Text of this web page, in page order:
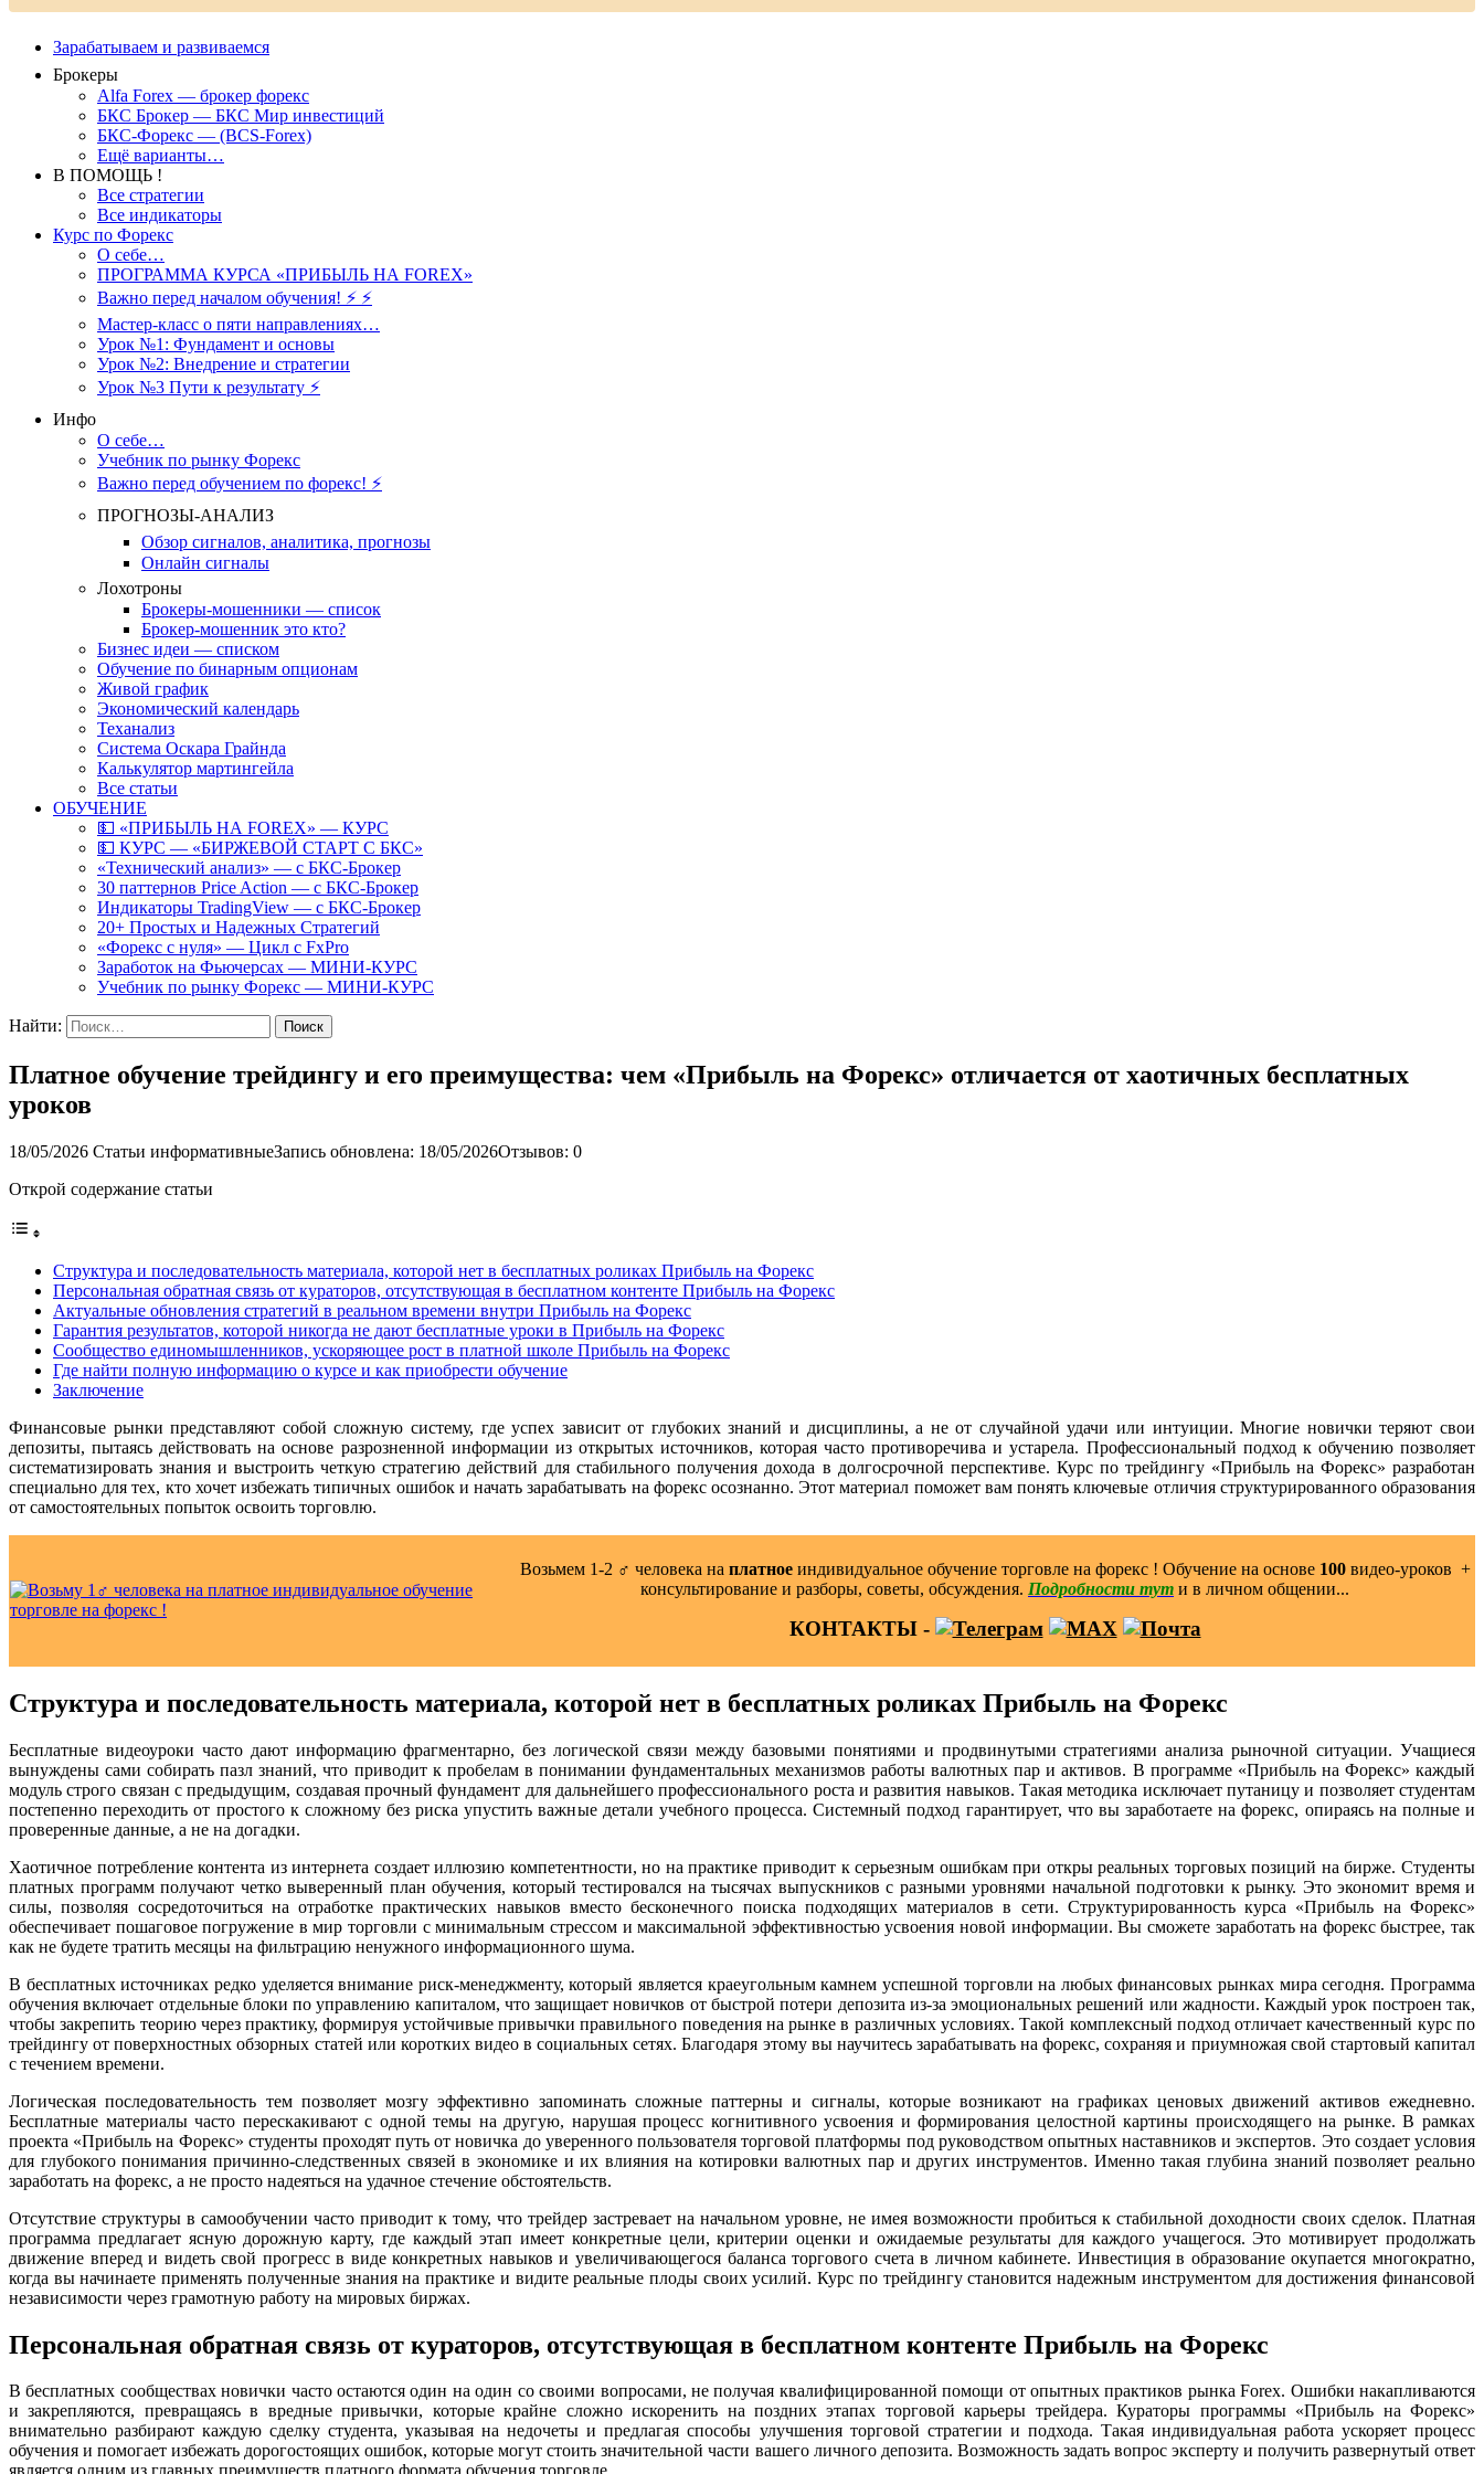
Зарабатываем и развиваемся
Брокеры
Alfa Forex — брокер форекс
БКС Брокер — БКС Мир инвестиций
БКС-Форекс — (BCS-Forex)
Ещё варианты…
В ПОМОЩЬ !
Все стратегии
Все индикаторы
Курс по Форекс
О себе…
ПРОГРАММА КУРСА «ПРИБЫЛЬ НА FOREX»
Важно перед началом обучения! ⚡ ⚡
Мастер-класс о пяти направлениях…
Урок №1: Фундамент и основы
Урок №2: Внедрение и стратегии
Урок №3 Пути к результату ⚡️
Инфо
О себе…
Учебник по рынку Форекс
Важно перед обучением по форекс! ⚡
ПРОГНОЗЫ-АНАЛИЗ
Обзор сигналов, аналитика, прогнозы
Онлайн сигналы
Лохотроны
Брокеры-мошенники — список
Брокер-мошенник это кто?
Бизнес идеи — списком
Обучение по бинарным опционам
Живой график
Экономический календарь
Теханализ
Система Оскара Грайнда
Калькулятор мартингейла
Все статьи
ОБУЧЕНИЕ
💵 «ПРИБЫЛЬ НА FOREX» — КУРС
💵 КУРС — «БИРЖЕВОЙ СТАРТ С БКС»
«Технический анализ» — с БКС-Брокер
30 паттернов Price Action — с БКС-Брокер
Индикаторы TradingView — с БКС-Брокер
20+ Простых и Надежных Стратегий
«Форекс с нуля» — Цикл с FxPro
Заработок на Фьючерсах — МИНИ-КУРС
Учебник по рынку Форекс — МИНИ-КУРС
Найти:
Платное обучение трейдингу и его преимущества: чем «Прибыль на Форекс» отличается от хаотичных бесплатных
уроков
18/05/2026 Статьи информативныеЗапись обновлена: 18/05/2026Отзывов: 0
Открой содержание статьи
Структура и последовательность материала, которой нет в бесплатных роликах Прибыль на Форекс
Персональная обратная связь от кураторов, отсутствующая в бесплатном контенте Прибыль на Форекс
Актуальные обновления стратегий в реальном времени внутри Прибыль на Форекс
Гарантия результатов, которой никогда не дают бесплатные уроки в Прибыль на Форекс
Сообщество единомышленников, ускоряющее рост в платной школе Прибыль на Форекс
Где найти полную информацию о курсе и как приобрести обучение
Заключение
Финансовые рынки представляют собой сложную систему, где успех зависит от глубоких знаний и дисциплины, а не от случайной удачи или интуиции. Многие новички теряют свои
депозиты, пытаясь действовать на основе разрозненной информации из открытых источников, которая часто противоречива и устарела. Профессиональный подход к обучению позволяет
систематизировать знания и выстроить четкую стратегию действий для стабильного получения дохода в долгосрочной перспективе. Курс по трейдингу «Прибыль на Форекс» разработан
специально для тех, кто хочет избежать типичных ошибок и начать зарабатывать на форекс осознанно. Этот материал поможет вам понять ключевые отличия структурированного образования
от самостоятельных попыток освоить торговлю.
Возьмем 1-2 ‍♂️ человека на платноеиндивидуальное обучение торговле на форекс ! Обучение на основе 100видео-уроков ️ +
консультирование и разборы, советы, обсуждения. Подробности тут и в личном общении...
КОНТАКТЫ -
Структура и последовательность материала, которой нет в бесплатных роликах Прибыль на Форекс
Бесплатные видеоуроки часто дают информацию фрагментарно, без логической связи между базовыми понятиями и продвинутыми стратегиями анализа рыночной ситуации. Учащиеся
вынуждены сами собирать пазл знаний, что приводит к пробелам в понимании фундаментальных механизмов работы валютных пар и активов. В программе «Прибыль на Форекс» каждый
модуль строго связан с предыдущим, создавая прочный фундамент для дальнейшего профессионального роста и развития навыков. Такая методика исключает путаницу и позволяет студентам
постепенно переходить от простого к сложному без риска упустить важные детали учебного процесса. Системный подход гарантирует, что вы заработаете на форекс, опираясь на полные и
проверенные данные, а не на догадки.
Хаотичное потребление контента из интернета создает иллюзию компетентности, но на практике приводит к серьезным ошибкам при откры реальных торговых позиций на бирже. Студенты
платных программ получают четко выверенный план обучения, который тестировался на тысячах выпускников с разными уровнями начальной подготовки к рынку. Это экономит время и
силы, позволяя сосредоточиться на отработке практических навыков вместо бесконечного поиска подходящих материалов в сети. Структурированность курса «Прибыль на Форекс»
обеспечивает пошаговое погружение в мир торговли с минимальным стрессом и максимальной эффективностью усвоения новой информации. Вы сможете заработать на форекс быстрее, так
как не будете тратить месяцы на фильтрацию ненужного информационного шума.
В бесплатных источниках редко уделяется внимание риск-менеджменту, который является краеугольным камнем успешной торговли на любых финансовых рынках мира сегодня. Программа
обучения включает отдельные блоки по управлению капиталом, что защищает новичков от быстрой потери депозита из-за эмоциональных решений или жадности. Каждый урок построен так,
чтобы закрепить теорию через практику, формируя устойчивые привычки правильного поведения на рынке в различных условиях. Такой комплексный подход отличает качественный курс по
трейдингу от поверхностных обзорных статей или коротких видео в социальных сетях. Благодаря этому вы научитесь зарабатывать на форекс, сохраняя и приумножая свой стартовый капитал
с течением времени.
Логическая последовательность тем позволяет мозгу эффективно запоминать сложные паттерны и сигналы, которые возникают на графиках ценовых движений активов ежедневно.
Бесплатные материалы часто перескакивают с одной темы на другую, нарушая процесс когнитивного усвоения и формирования целостной картины происходящего на рынке. В рамках
проекта «Прибыль на Форекс» студенты проходят путь от новичка до уверенного пользователя торговой платформы под руководством опытных наставников и экспертов. Это создает условия
для глубокого понимания причинно-следственных связей в экономике и их влияния на котировки валютных пар и других инструментов. Именно такая глубина знаний позволяет реально
заработать на форекс, а не просто надеяться на удачное стечение обстоятельств.
Отсутствие структуры в самообучении часто приводит к тому, что трейдер застревает на начальном уровне, не имея возможности пробиться к стабильной доходности своих сделок. Платная
программа предлагает ясную дорожную карту, где каждый этап имеет конкретные цели, критерии оценки и ожидаемые результаты для каждого учащегося. Это мотивирует продолжать
движение вперед и видеть свой прогресс в виде конкретных навыков и увеличивающегося баланса торгового счета в личном кабинете. Инвестиция в образование окупается многократно,
когда вы начинаете применять полученные знания на практике и видите реальные плоды своих усилий. Курс по трейдингу становится надежным инструментом для достижения финансовой
независимости через грамотную работу на мировых биржах.
Персональная обратная связь от кураторов, отсутствующая в бесплатном контенте Прибыль на Форекс
В бесплатных сообществах новички часто остаются один на один со своими вопросами, не получая квалифицированной помощи от опытных практиков рынка Forex. Ошибки накапливаются
и закрепляются, превращаясь в вредные привычки, которые крайне сложно искоренить на поздних этапах торговой карьеры трейдера. Кураторы программы «Прибыль на Форекс»
внимательно разбирают каждую сделку студента, указывая на недочеты и предлагая способы улучшения торговой стратегии и подхода. Такая индивидуальная работа ускоряет процесс
обучения и помогает избежать дорогостоящих ошибок, которые могут стоить значительной части вашего личного депозита. Возможность задать вопрос эксперту и получить развернутый ответ